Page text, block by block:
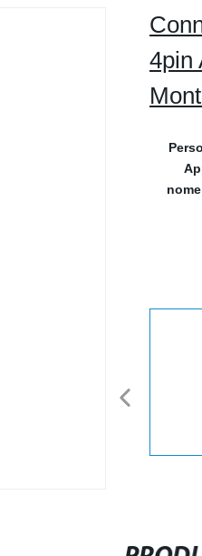
4pin